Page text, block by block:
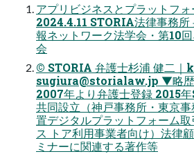
アプリビジネスとプラットフ
2024.4.11 STORIA法律事務所
報ネットワーク法学会・第10
会
© STORIA 弁護士杉浦 健二｜
sugiura@storialaw.jp ▼略
2007年より弁護士登録 2015
共同設立（神戸事務所・東京
置デジタルプラットフォーム
ス トア利用事業者向け）法律
ミナーに関連する著作等